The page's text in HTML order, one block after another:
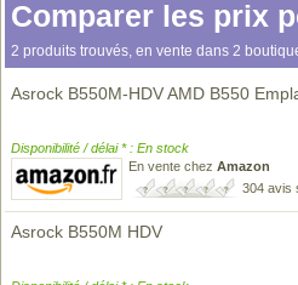
Comparer les prix
2 produits trouvés, en vente dans 2
Asrock B550M-HDV AMD B550
Disponibilité / délai * : En stock
En vente chez Amazon
304 avis
Asrock B550M HDV